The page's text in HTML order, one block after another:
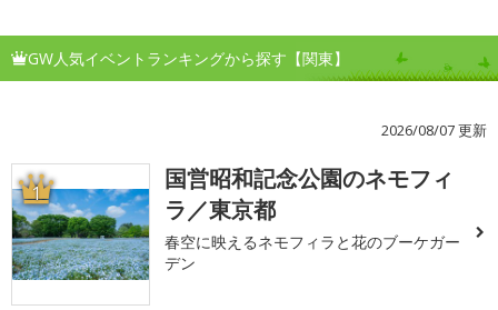
GW人気イベントランキングから探す【関東】
2026/08/07 更新
1
国営昭和記念公園のネモフィ
ラ／東京都
春空に映えるネモフィラと花のブーケガー
デン